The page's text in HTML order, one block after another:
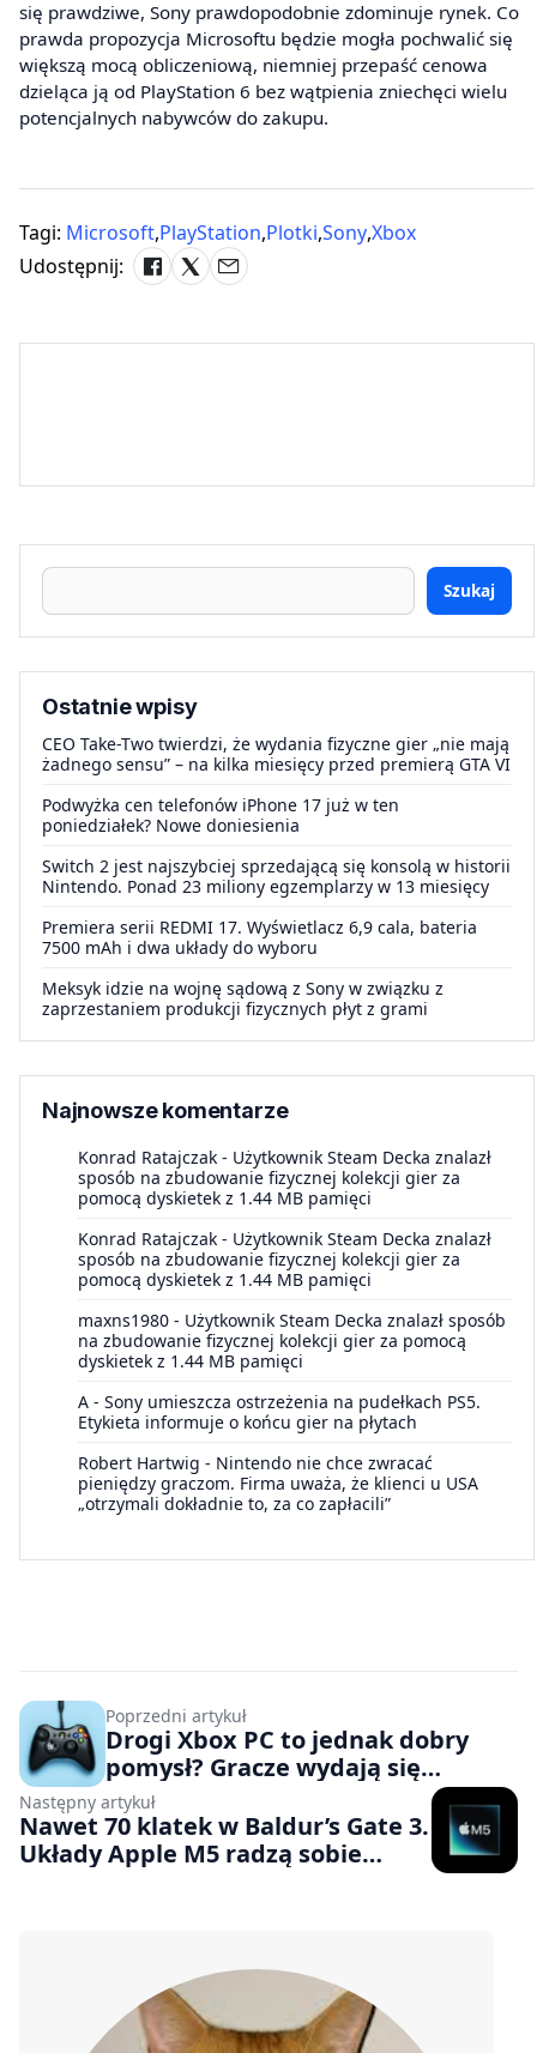
się prawdziwe, Sony prawdopodobnie zdominuje rynek. Co
prawda propozycja Microsoftu będzie mogła pochwalić się
większą mocą obliczeniową, niemniej przepaść cenowa
dzieląca ją od PlayStation 6 bez wątpienia zniechęci wielu
potencjalnych nabywców do zakupu.
Tagi: Microsoft,PlayStation,Plotki,Sony,Xbox
Udostępnij:
Szukaj
Ostatnie wpisy
CEO Take-Two twierdzi, że wydania fizyczne gier „nie mają
żadnego sensu” – na kilka miesięcy przed premierą GTA VI
Podwyżka cen telefonów iPhone 17 już w ten
poniedziałek? Nowe doniesienia
Switch 2 jest najszybciej sprzedającą się konsolą w historii
Nintendo. Ponad 23 miliony egzemplarzy w 13 miesięcy
Premiera serii REDMI 17. Wyświetlacz 6,9 cala, bateria
7500 mAh i dwa układy do wyboru
Meksyk idzie na wojnę sądową z Sony w związku z
zaprzestaniem produkcji fizycznych płyt z grami
Najnowsze komentarze
Konrad Ratajczak - Użytkownik Steam Decka znalazł
sposób na zbudowanie fizycznej kolekcji gier za
pomocą dyskietek z 1.44 MB pamięci
Konrad Ratajczak - Użytkownik Steam Decka znalazł
sposób na zbudowanie fizycznej kolekcji gier za
pomocą dyskietek z 1.44 MB pamięci
maxns1980 - Użytkownik Steam Decka znalazł sposób
na zbudowanie fizycznej kolekcji gier za pomocą
dyskietek z 1.44 MB pamięci
A - Sony umieszcza ostrzeżenia na pudełkach PS5.
Etykieta informuje o końcu gier na płytach
Robert Hartwig - Nintendo nie chce zwracać
pieniędzy graczom. Firma uważa, że klienci u USA
„otrzymali dokładnie to, za co zapłacili”
Poprzedni artykuł
Drogi Xbox PC to jednak dobry
pomysł? Gracze wydają się
zadowoleni z decyzji Microsoftu
Następny artykuł
Nawet 70 klatek w Baldur’s Gate 3.
Układy Apple M5 radzą sobie